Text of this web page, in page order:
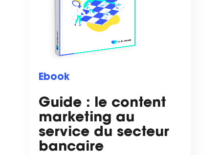
Ebook
Guide : le content
marketing au
service du secteur
bancaire